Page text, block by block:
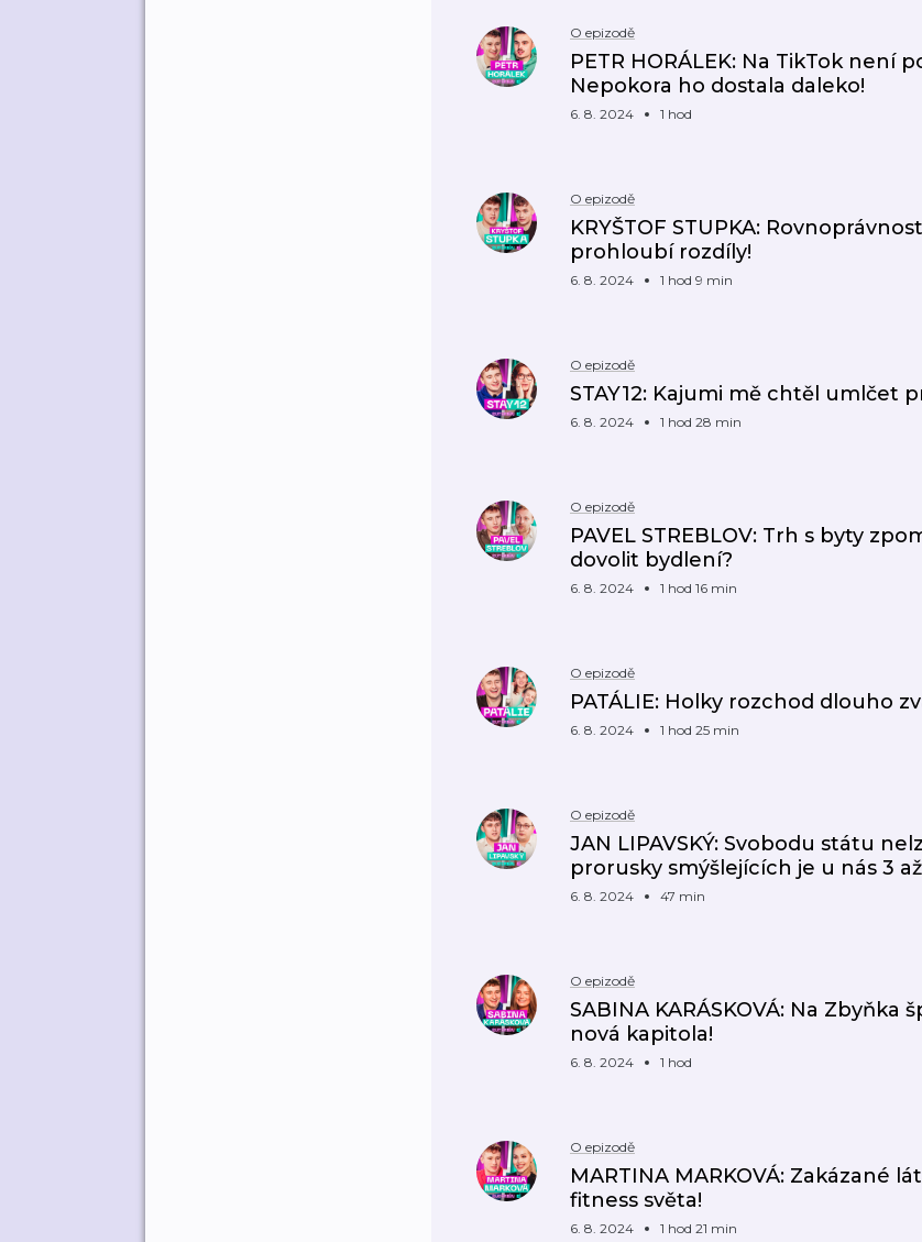
O epizodě
PETR HORÁLEK: Na TikTok není
Nepokora ho dostala daleko!
6. 8. 2024 1 hod
O epizodě
KRYŠTOF STUPKA:
prohloubí rozdíly!
6. 8. 2024 1 hod 9 min
O epizodě
STAY12: Kajumi mě chtěl umlčet
6. 8. 2024 1 hod 28 min
O epizodě
PAVEL STREBLOV: Trh s byty
dovolit bydlení?
6. 8. 2024 1 hod 16 min
O epizodě
PATÁLIE: Holky rozchod dlouho
6. 8. 2024 1 hod 25 min
O epizodě
JAN LIPAVSKÝ: Svobodu státu
prorusky smýšlejících je u nás 3 až
6. 8. 2024 47 min
O epizodě
SABINA KARÁSKOVÁ: Na
nová kapitola!
6. 8. 2024 1 hod
O epizodě
MARTINA MARKOVÁ: Zakázané
fitness světa!
6. 8. 2024 1 hod 21 min